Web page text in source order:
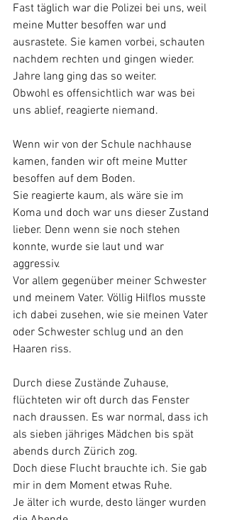
Fast täglich war die Polizei bei uns, weil
meine Mutter besoffen war und
ausrastete. Sie kamen vorbei, schauten
nachdem rechten und gingen wieder.
Jahre lang ging das so weiter.
Obwohl es offensichtlich war was bei
uns ablief, reagierte niemand.
Wenn wir von der Schule nachhause
kamen, fanden wir oft meine Mutter
besoffen auf dem Boden.
Sie reagierte kaum, als wäre sie im
Koma und doch war uns dieser Zustand
lieber. Denn wenn sie noch stehen
konnte, wurde sie laut und war
aggressiv.
Vor allem gegenüber meiner Schwester
und meinem Vater. Völlig Hilflos musste
ich dabei zusehen, wie sie meinen Vater
oder Schwester schlug und an den
Haaren riss.
Durch diese Zustände Zuhause,
flüchteten wir oft durch das Fenster
nach draussen. Es war normal, dass ich
als sieben jähriges Mädchen bis spät
abends durch Zürich zog.
Doch diese Flucht brauchte ich. Sie gab
mir in dem Moment etwas Ruhe.
Je älter ich wurde, desto länger wurden